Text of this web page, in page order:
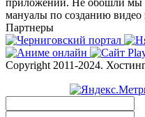
мануалы по созданию видео
Партнеры
Copyright 2011-2024.